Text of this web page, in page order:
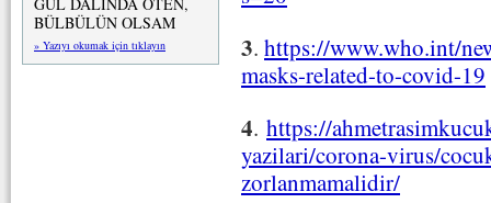
BÜLBÜLÜN OLSAM
» Yazıyı okumak için tıklayın 3. https://www.who.int/
masks-related-to-covid-19
4. https://
yazilari/corona-virus/
zorlanmamalidir/